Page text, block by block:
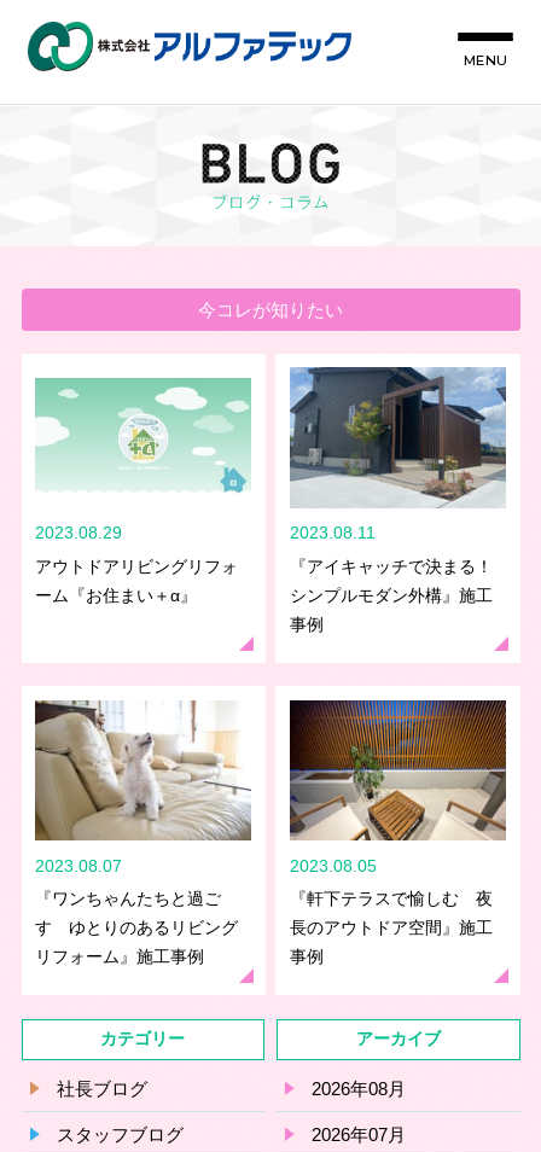
MENU
今コレが知りたい
2023.08.29
アウトドアリビングリフォ
ーム『お住まい＋α』
2023.08.11
『アイキャッチで決まる！
シンプルモダン外構』施工
事例
2023.08.07
『ワンちゃんたちと過ご
す ゆとりのあるリビング
リフォーム』施工事例
2023.08.05
『軒下テラスで愉しむ 夜
長のアウトドア空間』施工
事例
カテゴリー
社長ブログ
スタッフブログ
アーカイブ
2026年08月
2026年07月